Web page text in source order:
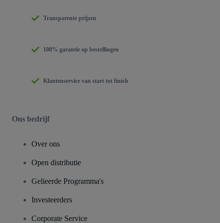
Transparente prijzen
100% garantie op bestellingen
Klantenservice van start tot finish
Ons bedrijf
Over ons
Open distributie
Gelieerde Programma's
Investeerders
Corporate Service